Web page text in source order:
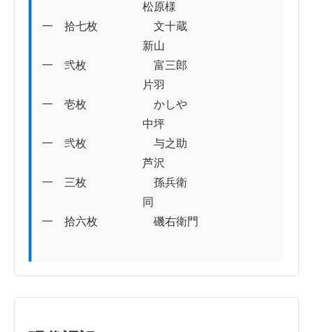
松原様
一　拾七枚　　　　　文十蔵
新山
一　弐枚　　　　　　富三郎
片羽
一　壱枚　　　　　　かしや
中坪
一　弐枚　　　　　　与之助
芦沢
一　三枚　　　　　　孫兵衛
同
一　拾六枚　　　　　磯右衛門